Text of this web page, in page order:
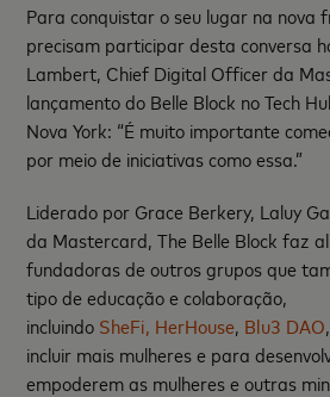
Para conquistar o seu lugar na nova
precisam participar desta conversa
Lambert, Chief Digital Officer da
lançamento do Belle Block no Tech
Nova York: “É muito importante
por meio de iniciativas como essa.”
Liderado por Grace Berkery, Laluy
da Mastercard, The Belle Block faz
fundadoras de outros grupos que
tipo de educação e colaboração,
incluindo SheFi, HerHouse, Blu3 DAO
incluir mais mulheres e para
empoderem as mulheres e outras